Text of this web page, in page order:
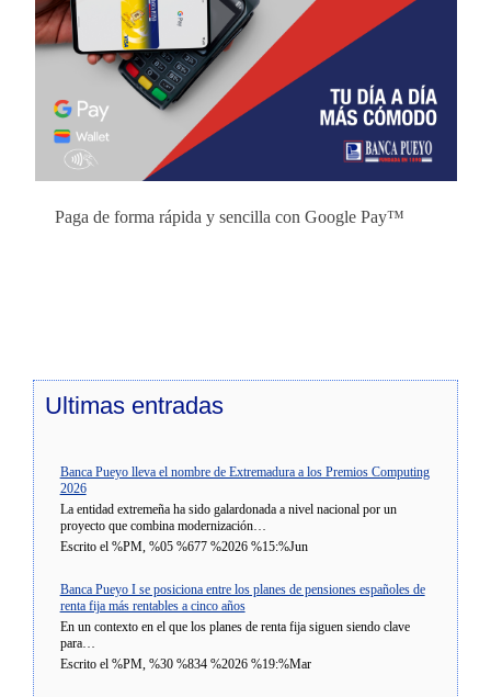
Paga de forma rápida y sencilla con Google Pay™
Ultimasentradas
Banca Pueyo lleva el nombre de Extremadura a los Premios Computing
2026
La entidad extremeña ha sido galardonada a nivel nacional por un
proyecto que combina modernización…
Escrito el %PM, %05 %677 %2026 %15:%Jun
Banca Pueyo I se posiciona entre los planes de pensiones españoles de
renta fija más rentables a cinco años
En un contexto en el que los planes de renta fija siguen siendo clave
para…
Escrito el %PM, %30 %834 %2026 %19:%Mar